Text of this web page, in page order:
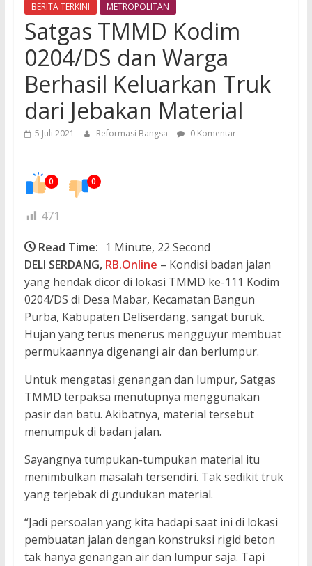
BERITA TERKINI METROPOLITAN
Satgas TMMD Kodim
0204/DS dan Warga
Berhasil Keluarkan Truk
dari Jebakan Material
5 Juli 2021 Reformasi Bangsa 0 Komentar
0 0
471
Read Time: 1 Minute, 22 Second
DELI SERDANG, RB.Online – Kondisi badan jalan
yang hendak dicor di lokasi TMMD ke-111 Kodim
0204/DS di Desa Mabar, Kecamatan Bangun
Purba, Kabupaten Deliserdang, sangat buruk.
Hujan yang terus menerus mengguyur membuat
permukaannya digenangi air dan berlumpur.
Untuk mengatasi genangan dan lumpur, Satgas
TMMD terpaksa menutupnya menggunakan
pasir dan batu. Akibatnya, material tersebut
menumpuk di badan jalan.
Sayangnya tumpukan-tumpukan material itu
menimbulkan masalah tersendiri. Tak sedikit truk
yang terjebak di gundukan material.
“Jadi persoalan yang kita hadapi saat ini di lokasi
pembuatan jalan dengan konstruksi rigid beton
tak hanya genangan air dan lumpur saja. Tapi